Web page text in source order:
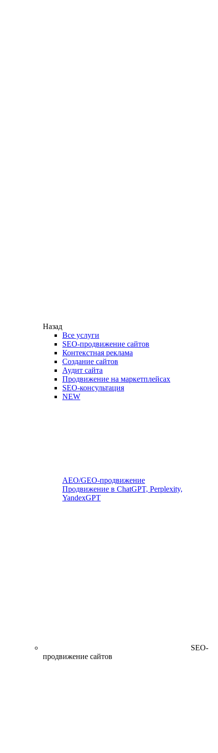
Назад
Все услуги
SEO-продвижение сайтов
Контекстная реклама
Создание сайтов
Аудит сайта
Продвижение на маркетплейсах
SEO-консультация
NEW
AEO/GEO-продвижение
Продвижение в ChatGPT, Perplexity,
YandexGPT
SEO-
продвижение сайтов